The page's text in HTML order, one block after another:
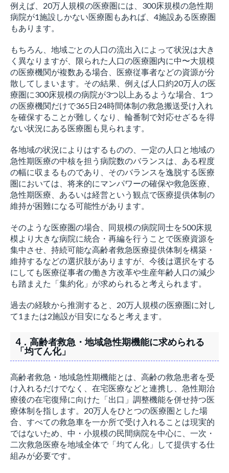
例えば、20万人規模の医療圏には、300床規模の急性期
病院が1施設しかない医療圏もあれば、4施設ある医療圏
もあります。
もちろん、地域ごとの人口の流出入によって状況は大き
く異なりますが、限られた人口の医療圏内に中〜大規模
の医療機関が複数ある場合、医療従事者などの資源が分
散してしまいます。その結果、例えば人口約20万人の医
療圏に300床規模の病院が3つ以上あるような場合、1つ
の医療機関だけで365日24時間体制の救急搬送受け入れ
を確保することが難しくなり、輪番制で対応せざるを得
ない状況にある医療圏も見られます。
各地域の状況によりはするものの、一定の人口と地域の
急性期医療の中核を担う病院数のバランスは、ある程度
の幅に収まるものであり、そのバランスを逸脱する医療
圏においては、将来的にマンパワーの確保や救急医療、
急性期医療、あるいは経営という観点で医療提供体制の
維持が困難になる可能性があります。
そのような医療圏の場合、同規模の病院同士を500床規
模より大きな病院に統合・再編を行うことで医療資源を
集中させ、持続可能な高齢者救急医療提供体制を構築・
維持するなどの選択肢がありますが、今後は選択をする
にしても医療従事者の働き方改革や生産年齢人口の減少
も踏まえた「集約化」が求められると考えられます。
過去の経験から推測すると、20万人規模の医療圏に対し
て1または2施設が目安になると考えます。
4．高齢者救急・地域急性期機能に求められる
「均てん化」
高齢者救急・地域急性期機能とは、高齢の救急患者を受
け入れるだけでなく、在宅医療などと連携し、急性期治
療後の在宅復帰に向けた「出口」調整機能を併せ持つ医
療体制を指します。20万人をひとつの医療圏とした場
合、すべての救急車を一か所で受け入れることは現実的
ではないため、中・小規模の民間病院を中心に、一次・
二次救急医療を地域全体で「均てん化」して提供する仕
組みが必要です。